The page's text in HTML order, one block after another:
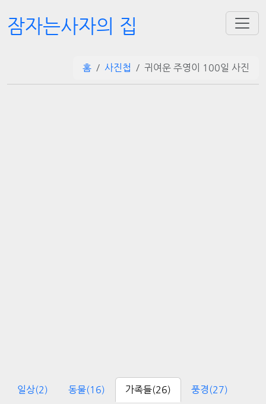
잠자는사자의 집
홈 사진첩 귀여운 주영이 100일 사진
일상(2) 동물(16) 가족들(26) 풍경(27)